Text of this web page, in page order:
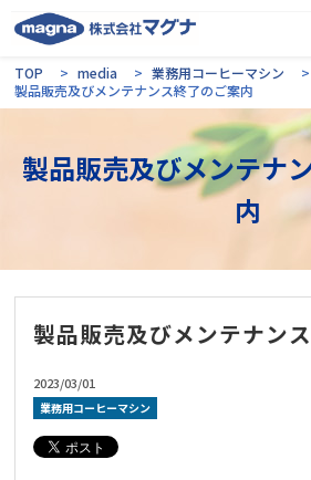
TOP media
業務用コーヒーマシン
製品販売及びメンテナンス終了のご案内
製品販売及びメンテナ
内
製品販売及びメンテナン
2023/03/01
業務用コーヒーマシン